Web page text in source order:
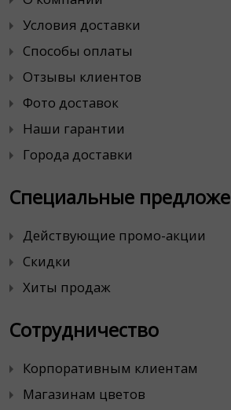
Условия доставки
Способы оплаты
Отзывы клиентов
Фото доставок
Наши гарантии
Города доставки
Специальные
Действующие промо-акции
Скидки
Хиты продаж
Сотрудничество
Корпоративным клиентам
Магазинам цветов